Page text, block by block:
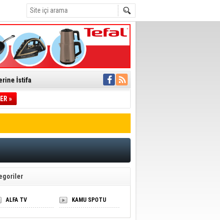
İstifa
müdahale
Geçti
»
ALFA TV KAMU SPOTU